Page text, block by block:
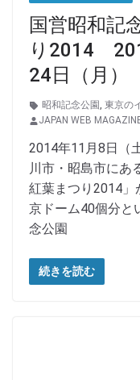
国営昭和記
り2014
24日（月
昭和記念公園, 東京の
JAPAN WEB
2014年11月8日（
川市・昭島市にあ
紅葉まつり2014」
京ドーム40個分と
念公園
続きを読む